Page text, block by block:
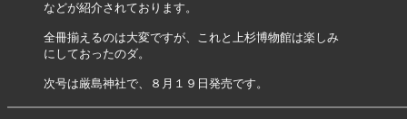
などが紹介されております。
全冊揃えるのは大変ですが、これと上杉博物館は楽しみ
にしておったのダ。